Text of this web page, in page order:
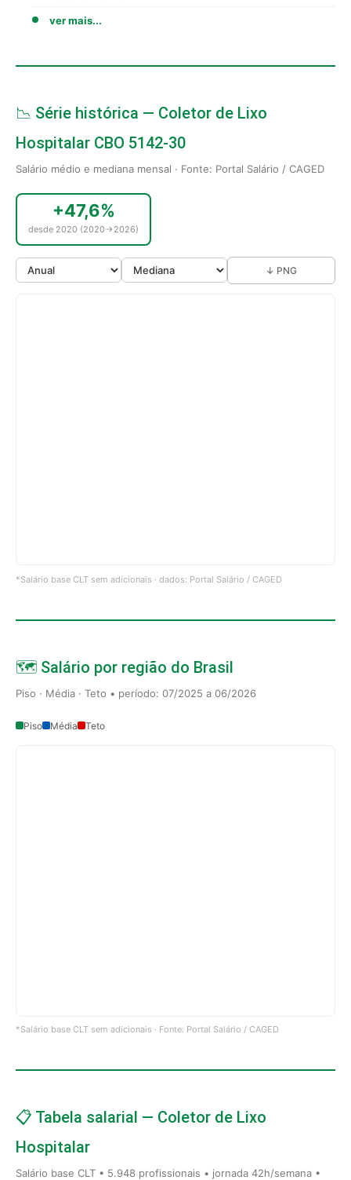
ver mais...
📉 Série histórica — Coletor de Lixo
Hospitalar CBO 5142-30
Salário médio e mediana mensal · Fonte: Portal Salário / CAGED
+47,6%
desde 2020 (2020→2026)
↓ PNG
*Salário base CLT sem adicionais · dados: Portal Salário / CAGED
🗺️ Salário por região do Brasil
Piso · Média · Teto • período: 07/2025 a 06/2026
Piso Média Teto
*Salário base CLT sem adicionais · Fonte: Portal Salário / CAGED
📋 Tabela salarial — Coletor de Lixo
Hospitalar
Salário base CLT • 5.948 profissionais • jornada 42h/semana •